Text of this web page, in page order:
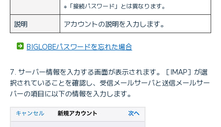
※「接続パスワード」とは異なります。
説明 アカウントの説明を入力します。
BIGLOBEパスワードを忘れた場合
サーバー情報を入力する画面が表示されます。［IMAP］が選
択されていることを確認し、受信メールサーバと送信メールサー
バーの項目に以下の情報を入力します。